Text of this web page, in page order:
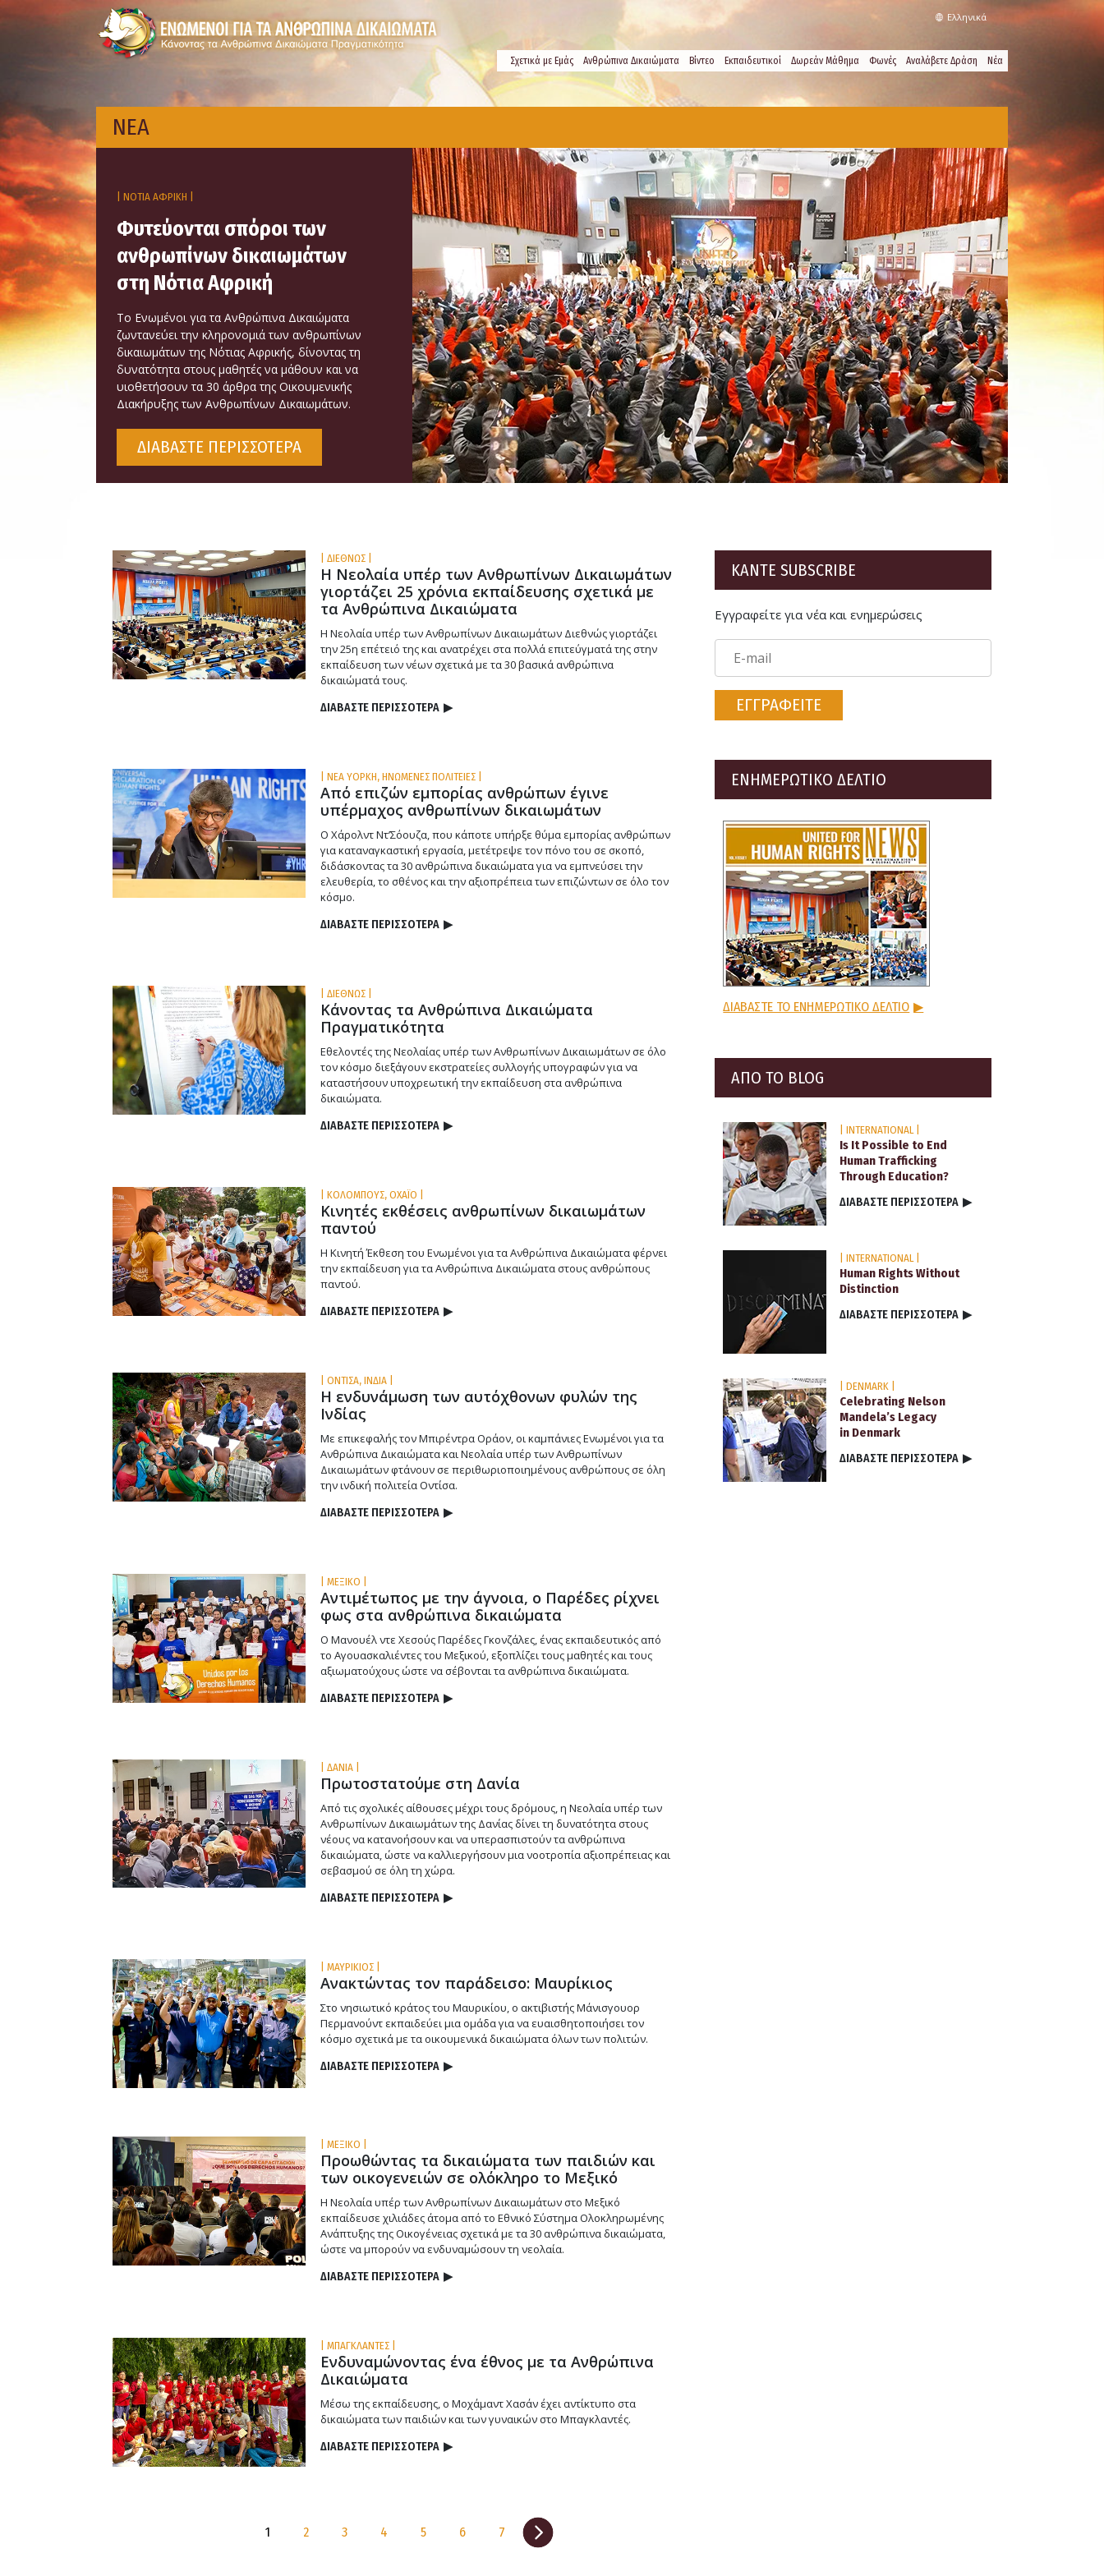
Ελληνικά
Σχετικά µε Εμάς Ανθρώπινα Δικαιώματα Βίντεο Εκπαιδευτικοί Δωρεάν Μάθημα Φωνές Αναλάβετε Δράση Νέα
ΝΕΑ
| ΝΟΤΙΑ ΑΦΡΙΚΗ |
Φυτεύονται σπόροι των
ανθρωπίνων δικαιωμάτων
στη Νότια Αφρική
Το Ενωμένοι για τα Ανθρώπινα Δικαιώματα
ζωντανεύει την κληρονομιά των ανθρωπίνων
δικαιωμάτων της Νότιας Αφρικής, δίνοντας τη
δυνατότητα στους μαθητές να μάθουν και να
υιοθετήσουν τα 30 άρθρα της Οικουμενικής
Διακήρυξης των Ανθρωπίνων Δικαιωμάτων.
ΔΙΑΒΑΣΤΕ ΠΕΡΙΣΣΟΤΕΡΑ
| ΔΙΕΘΝΩΣ |
Η Νεολαία υπέρ των Ανθρωπίνων Δικαιωμάτων
γιορτάζει 25 χρόνια εκπαίδευσης σχετικά με
τα Ανθρώπινα Δικαιώματα
Η Νεολαία υπέρ των Ανθρωπίνων Δικαιωμάτων Διεθνώς γιορτάζει
την 25η επέτειό της και ανατρέχει στα πολλά επιτεύγματά της στην
εκπαίδευση των νέων σχετικά με τα 30 βασικά ανθρώπινα
δικαιώματά τους.
ΔΙΑΒΑΣΤΕ ΠΕΡΙΣΣΟΤΕΡΑ ▶
| ΝΕΑ ΥΟΡΚΗ, ΗΝΩΜΕΝΕΣ ΠΟΛΙΤΕΙΕΣ |
Από επιζών εμπορίας ανθρώπων έγινε
υπέρμαχος ανθρωπίνων δικαιωμάτων
Ο Χάρολντ Ντ’Σόουζα, που κάποτε υπήρξε θύμα εμπορίας ανθρώπων
για καταναγκαστική εργασία, μετέτρεψε τον πόνο του σε σκοπό,
διδάσκοντας τα 30 ανθρώπινα δικαιώματα για να εμπνεύσει την
ελευθερία, το σθένος και την αξιοπρέπεια των επιζώντων σε όλο τον
κόσμο.
ΔΙΑΒΑΣΤΕ ΠΕΡΙΣΣΟΤΕΡΑ ▶
| ΔΙΕΘΝΩΣ |
Κάνοντας τα Ανθρώπινα Δικαιώματα
Πραγματικότητα
Εθελοντές της Νεολαίας υπέρ των Ανθρωπίνων Δικαιωμάτων σε όλο
τον κόσμο διεξάγουν εκστρατείες συλλογής υπογραφών για να
καταστήσουν υποχρεωτική την εκπαίδευση στα ανθρώπινα
δικαιώματα.
ΔΙΑΒΑΣΤΕ ΠΕΡΙΣΣΟΤΕΡΑ ▶
| ΚΟΛΟΜΠΟΥΣ, ΟΧΑΪΟ |
Κινητές εκθέσεις ανθρωπίνων δικαιωμάτων
παντού
Η Κινητή Έκθεση του Ενωμένοι για τα Ανθρώπινα Δικαιώματα φέρνει
την εκπαίδευση για τα Ανθρώπινα Δικαιώματα στους ανθρώπους
παντού.
ΔΙΑΒΑΣΤΕ ΠΕΡΙΣΣΟΤΕΡΑ ▶
| ΟΝΤΙΣΑ, ΙΝΔΙΑ |
Η ενδυνάμωση των αυτόχθονων φυλών της
Ινδίας
Με επικεφαλής τον Μπιρέντρα Οράον, οι καμπάνιες Ενωμένοι για τα
Ανθρώπινα Δικαιώματα και Νεολαία υπέρ των Ανθρωπίνων
Δικαιωμάτων φτάνουν σε περιθωριοποιημένους ανθρώπους σε όλη
την ινδική πολιτεία Οντίσα.
ΔΙΑΒΑΣΤΕ ΠΕΡΙΣΣΟΤΕΡΑ ▶
| ΜΕΞΙΚΟ |
Αντιμέτωπος με την άγνοια, ο Παρέδες ρίχνει
φως στα ανθρώπινα δικαιώματα
Ο Μανουέλ ντε Χεσούς Παρέδες Γκονζάλες, ένας εκπαιδευτικός από
το Αγουασκαλιέντες του Μεξικού, εξοπλίζει τους μαθητές και τους
αξιωματούχους ώστε να σέβονται τα ανθρώπινα δικαιώματα.
ΔΙΑΒΑΣΤΕ ΠΕΡΙΣΣΟΤΕΡΑ ▶
| ΔΑΝΙΑ |
Πρωτοστατούμε στη Δανία
Από τις σχολικές αίθουσες μέχρι τους δρόμους, η Νεολαία υπέρ των
Ανθρωπίνων Δικαιωμάτων της Δανίας δίνει τη δυνατότητα στους
νέους να κατανοήσουν και να υπερασπιστούν τα ανθρώπινα
δικαιώματα, ώστε να καλλιεργήσουν μια νοοτροπία αξιοπρέπειας και
σεβασμού σε όλη τη χώρα.
ΔΙΑΒΑΣΤΕ ΠΕΡΙΣΣΟΤΕΡΑ ▶
| ΜΑΥΡΙΚΙΟΣ |
Ανακτώντας τον παράδεισο: Μαυρίκιος
Στο νησιωτικό κράτος του Μαυρικίου, ο ακτιβιστής Μάνισγουορ
Περμανούντ εκπαιδεύει μια ομάδα για να ευαισθητοποιήσει τον
κόσμο σχετικά με τα οικουμενικά δικαιώματα όλων των πολιτών.
ΔΙΑΒΑΣΤΕ ΠΕΡΙΣΣΟΤΕΡΑ ▶
| ΜΕΞΙΚΟ |
Προωθώντας τα δικαιώματα των παιδιών και
των οικογενειών σε ολόκληρο το Μεξικό
Η Νεολαία υπέρ των Ανθρωπίνων Δικαιωμάτων στο Μεξικό
εκπαίδευσε χιλιάδες άτομα από το Εθνικό Σύστημα Ολοκληρωμένης
Ανάπτυξης της Οικογένειας σχετικά με τα 30 ανθρώπινα δικαιώματα,
ώστε να μπορούν να ενδυναμώσουν τη νεολαία.
ΔΙΑΒΑΣΤΕ ΠΕΡΙΣΣΟΤΕΡΑ ▶
| ΜΠΑΓΚΛΑΝΤΕΣ |
Ενδυναμώνοντας ένα έθνος με τα Ανθρώπινα
Δικαιώματα
Μέσω της εκπαίδευσης, ο Μοχάμαντ Χασάν έχει αντίκτυπο στα
δικαιώματα των παιδιών και των γυναικών στο Μπαγκλαντές.
ΔΙΑΒΑΣΤΕ ΠΕΡΙΣΣΟΤΕΡΑ ▶
1 2 3 4 5 6 7
ΚΑΝΤΕ SUBSCRIBE
Εγγραφείτε για νέα και ενημερώσεις
ΕΓΓΡΑΦΕΙΤΕ
ΕΝΗΜΕΡΩΤΙΚΟ ΔΕΛΤΙΟ
ΔΙΑΒΑΣΤΕ ΤΟ ΕΝΗΜΕΡΩΤΙΚΟ ΔΕΛΤΙΟ ▶
ΑΠΟ ΤΟ BLOG
| INTERNATIONAL |
Is It Possible to End
Human Trafficking
Through Education?
ΔΙΑΒΑΣΤΕ ΠΕΡΙΣΣΟΤΕΡΑ ▶
| INTERNATIONAL |
Human Rights Without
Distinction
ΔΙΑΒΑΣΤΕ ΠΕΡΙΣΣΟΤΕΡΑ ▶
| DENMARK |
Celebrating Nelson
Mandela’s Legacy
in Denmark
ΔΙΑΒΑΣΤΕ ΠΕΡΙΣΣΟΤΕΡΑ ▶